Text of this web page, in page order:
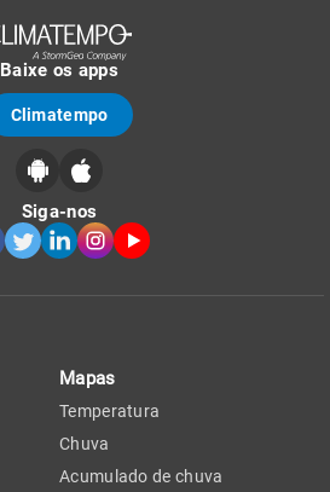
Baixe os apps
Climatempo
Siga-nos
Mapas
Temperatura
Chuva
Acumulado de chuva